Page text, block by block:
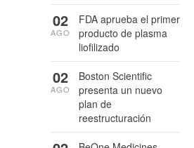
FDA aprueba el primer
producto de plasma
liofilizado
02
AGO
Boston Scientific
presenta un nuevo
plan de
reestructuración
02
AGO